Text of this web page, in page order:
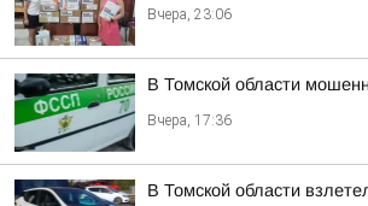
Вчера, 23:06
В Томской области
Вчера, 17:36
В Томской области